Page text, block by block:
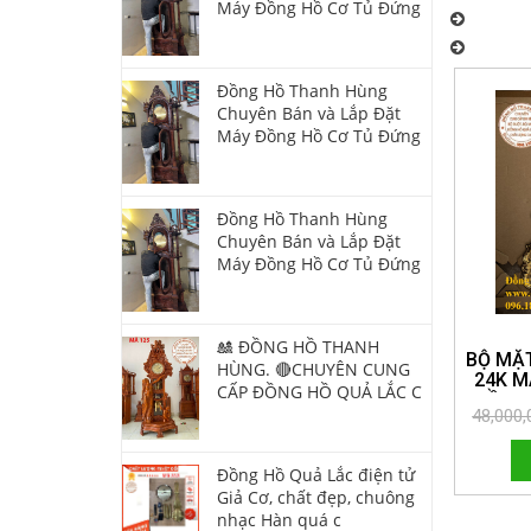
Đồng Hồ
Đồng Hồ
BỘ
24K
Máy Đồng Hồ Cơ Tủ Đứng
Đồng Hồ Thanh Hùng
Chuyên Bán và Lắp Đặt
Máy Đồng Hồ Cơ Tủ Đứng
Đồng Hồ Thanh Hùng
Chuyên Bán và Lắp Đặt
Máy Đồng Hồ Cơ Tủ Đứng
🎎 ĐỒNG HỒ THANH
HÙNG. 🔴CHUYÊN CUNG
CẤP ĐỒNG HỒ QUẢ LẮC C
Đồng Hồ Quả Lắc điện tử
Giả Cơ, chất đẹp, chuông
nhạc Hàn quá c